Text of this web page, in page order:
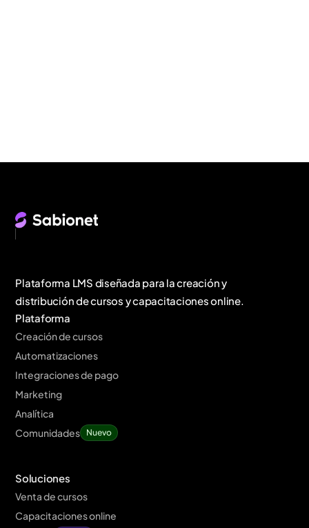
Plataforma LMS diseñada para la creación y
distribución de cursos y capacitaciones online.
Plataforma
Creación de cursos
Automatizaciones
Integraciones de pago
Marketing
Analítica
Comunidades
Nuevo
Soluciones
Venta de cursos
Capacitaciones online